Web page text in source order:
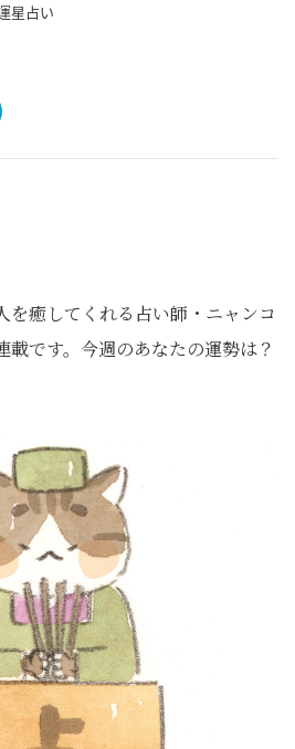
星占い
を癒してくれる占い師・ニャンコ
載です。今週のあなたの運勢は？